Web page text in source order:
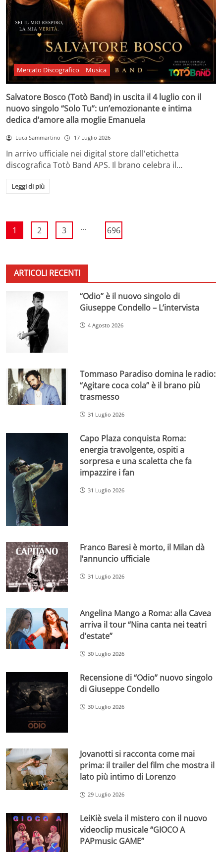
Mercato Discografico Musica
Salvatore Bosco (Totò Band) in uscita il 4 luglio con il
nuovo singolo “Solo Tu”: un’emozionante e intima
dedica d’amore alla moglie Emanuela
Luca Sammartino 17 Luglio 2026
In arrivo ufficiale nei digital store dall'etichetta
discografica Totò Band APS. Il brano celebra il…
Leggi di più
1 2 3 ... 696
ARTICOLI RECENTI
“Odio” è il nuovo singolo di
Giuseppe Condello – L’intervista
4 Agosto 2026
Tommaso Paradiso domina le radio:
“Agitare coca cola” è il brano più
trasmesso
31 Luglio 2026
Capo Plaza conquista Roma:
energia travolgente, ospiti a
sorpresa e una scaletta che fa
impazzire i fan
31 Luglio 2026
Franco Baresi è morto, il Milan dà
l’annuncio ufficiale
31 Luglio 2026
Angelina Mango a Roma: alla Cavea
arriva il tour “Nina canta nei teatri
d’estate”
30 Luglio 2026
Recensione di “Odio” nuovo singolo
di Giuseppe Condello
30 Luglio 2026
Jovanotti si racconta come mai
prima: il trailer del film che mostra il
lato più intimo di Lorenzo
29 Luglio 2026
LeiKiè svela il mistero con il nuovo
videoclip musicale “GIOCO A
PAPmusic GAME”